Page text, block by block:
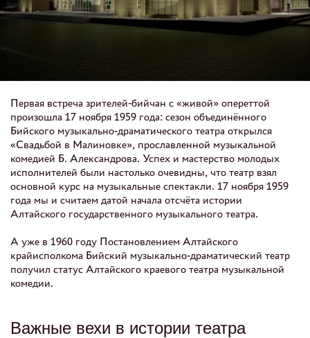
Первая встреча зрителей-бийчан с «живой» опереттой
произошла 17 ноября 1959 года: сезон объединённого
Бийского музыкально-драматического театра открылся
«Свадьбой в Малиновке», прославленной музыкальной
комедией Б. Александрова. Успех и мастерство молодых
исполнителей были настолько очевидны, что театр взял
основной курс на музыкальные спектакли. 17 ноября 1959
года мы и считаем датой начала отсчёта истории
Алтайского государственного музыкального театра.
А уже в 1960 году Постановлением Алтайского
крайисполкома Бийский музыкально-драматический театр
получил статус Алтайского краевого театра музыкальной
комедии.
Важные вехи в истории театра